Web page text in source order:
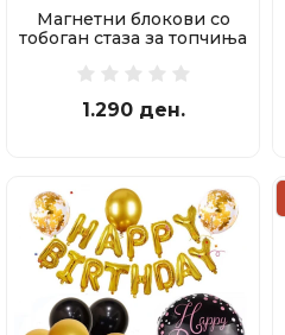
Магнетни блокови со
тобоган стаза за топчиња
1.290 ден.